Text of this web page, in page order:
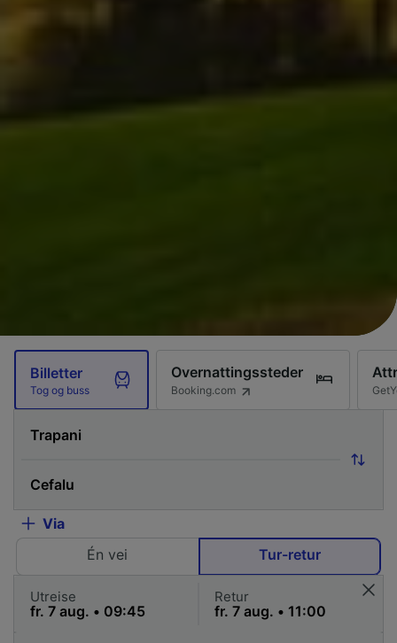
Billetter
Tog og buss
Overnattingssteder
Booking.com
Via
Én vei
Tur-retur
Utreise Retur